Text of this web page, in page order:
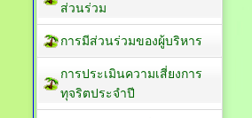
ส่วนร่วม
การมีส่วนร่วมของผู้บริหาร
การประเมินความเสี่ยงการ
ทุจริตประจำปี